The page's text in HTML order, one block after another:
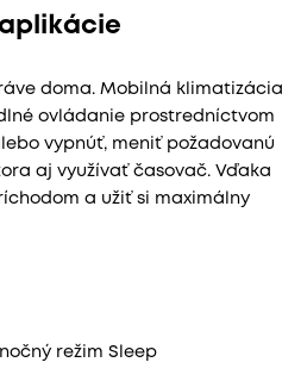
doma. Mobilná klimatizácia
ovládanie prostredníctvom
vypnúť, meniť požadovanú
aj využívať časovač. Vďaka
a užiť si maximálny
režim Sleep